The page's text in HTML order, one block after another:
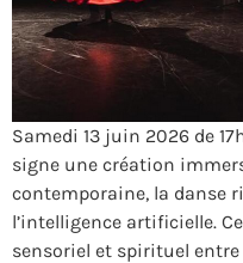
Samedi 13 juin 2026 de
signe une création
contemporaine, la danse
l’intelligence artificielle.
sensoriel et spirituel entre